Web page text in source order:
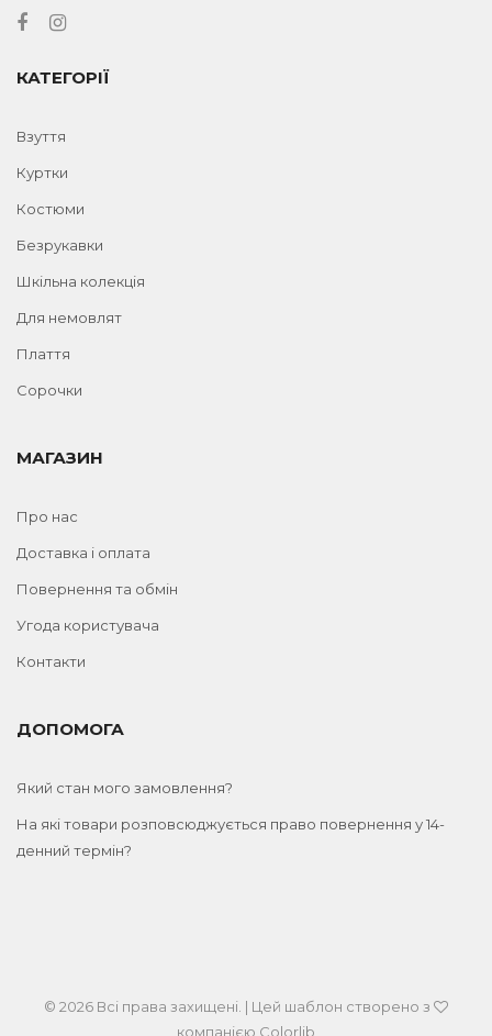
КАТЕГОРІЇ
Взуття
Куртки
Костюми
Безрукавки
Шкільна колекція
Для немовлят
Плаття
Сорочки
МАГАЗИН
Про нас
Доставка і оплата
Повернення та обмін
Угода користувача
Контакти
ДОПОМОГА
Який стан мого замовлення?
На які товари розповсюджується право повернення у 14-
денний термін?
© 2026 Всі права захищені. | Цей шаблон створено з
компанією Colorlib